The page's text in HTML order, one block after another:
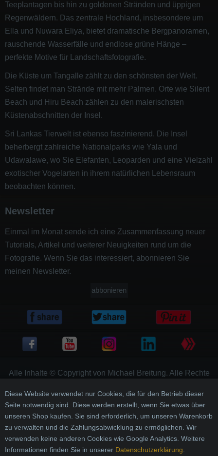
Teeplantagen bis hin zu goldenen Stränden und üppigen
Regenwäldern. Das zentrale Hochland, insbesondere um
Ella und Nuwara Eliya, bietet dramatische Bergpanoramen,
rauschende Wasserfälle und endlose grüne Hänge –
perfekte Motive für Landschaftsfotografie.
Die Küste um Tangalle zählt zu den schönsten der Welt.
Selten findet man Strände mit mehr Palmen. Orte wie Silent
Beach und Hiru Beach zählen zu den malerischsten
Küstenabschnitten der Insel.
Sri Lankas Tierwelt ist ebenso faszinierend. Die Insel
beherbergt zahlreiche Nationalparks wie Yala und
Udawalawe, wo Sie Elefanten, Leoparden und eine Vielzahl
exotischer Vogelarten in ihrem natürlichen Lebensraum
beobachten können.
Newsletter
Einmal im Monat sende ich eine Zusammenfassung neuer
Tutorials, Artikel und weiterer Neuigkeiten rund um die
Fotografie. Wenn Sie das interessiert, abonnieren Sie
meinen Newsletter.
abbonieren
Alle Inhalte © Copyright von Michael Breitung. Alle Rechte
Impressum
Datenschutzerklärung
Haftungsausschluss
Diese Website verwendet nur Cookies, die für den Betrieb dieser
Seite notwendig sind. Diese werden erstellt, wenn Sie etwas über
unseren Shop kaufen. Sie sind erforderlich, um unseren Warenkorb
zu verwalten und die Zahlungsabwicklung zu ermöglichen. Wir
verwenden keine anderen Cookies wie Google Analytics. Weitere
Informationen finden Sie in unserer Datenschutzerklärung